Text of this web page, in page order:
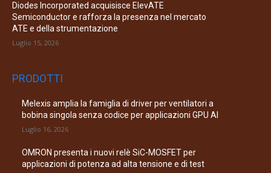
Diodes Incorporated acquisisce ElevATE
Semiconductor e rafforza la presenza nel mercato
ATE e della strumentazione
Luglio 15, 2026
PRODOTTI
Melexis amplia la famiglia di driver per ventilatori a
bobina singola senza codice per applicazioni GPU AI
Luglio 16, 2026
OMRON presenta i nuovi relè SiC-MOSFET per
applicazioni di potenza ad alta tensione e di test